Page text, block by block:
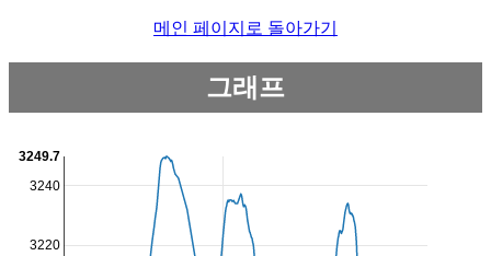
메인 페이지로 돌아가기
그래프
3220
3240
3249.7